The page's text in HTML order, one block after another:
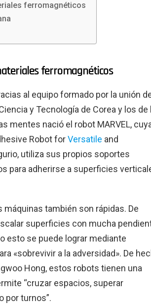
ferromagnéticos
ferromagnéticos
al equipo formado por la unión
y Tecnología de Corea y los de
mentes nació el robot MARVEL,
Robot forVersatile and
utiliza sus propios soportes
para adherirse a superficies
también son rápidas. De
superficies con mucha
esto se puede lograr mediante
«sobrevivir a la adversidad». De
Hong, estos robots tienen una
“cruzar espacios, superar
por turnos”.